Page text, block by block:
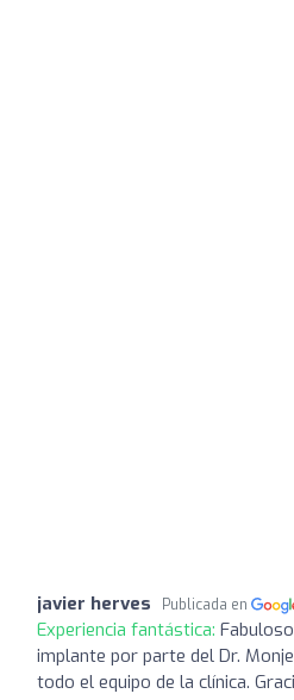
javier herves Publicada en
Experiencia fantástica:
implante por parte del Dr.
todo el equipo de la clínica.